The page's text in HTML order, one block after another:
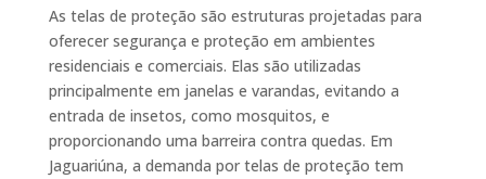
As telas de proteção são estruturas projetadas para
oferecer segurança e proteção em ambientes
residenciais e comerciais. Elas são utilizadas
principalmente em janelas e varandas, evitando a
entrada de insetos, como mosquitos, e
proporcionando uma barreira contra quedas. Em
Jaguariúna, a demanda por telas de proteção tem